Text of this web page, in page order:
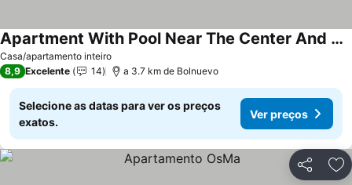
Casa/apartamento inteiro
Apartment With Pool Near The Center And The Beach
8,9 Excelente 14 a 3.7 km de Bolnuevo
Selecione as datas para ver os preços
exatos.
Ver preços
Partilhar